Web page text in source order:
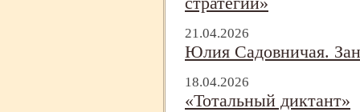
21.04.2026
Юлия Садовничая.
18.04.2026
«Тотальный диктант»